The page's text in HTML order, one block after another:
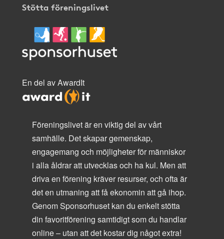
Stötta föreningslivet
En del av AwardIt
Föreningslivet är en viktig del av vårt
samhälle. Det skapar gemenskap,
engagemang och möjligheter för människor
i alla åldrar att utvecklas och ha kul. Men att
driva en förening kräver resurser, och ofta är
det en utmaning att få ekonomin att gå ihop.
Genom Sponsorhuset kan du enkelt stötta
din favoritförening samtidigt som du handlar
online – utan att det kostar dig något extra!